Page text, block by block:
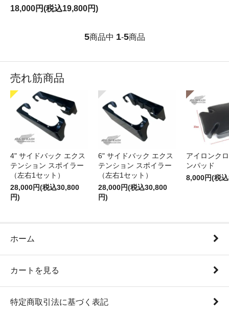
18,000円(税込19,800円)
5商品中 1-5商品
売れ筋商品
4" サイドバック エクス
テンション スポイラー
（左右1セット）
28,000円(税込30,800
円)
6" サイドバック エクス
テンション スポイラー
（左右1セット）
28,000円(税込30,800
円)
アイロンク
ンパッド
8,000円(税
ホーム
カートを見る
特定商取引法に基づく表記